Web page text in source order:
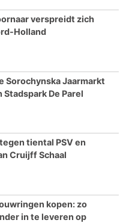
verspreidt zich
Holland
Sorochynska Jaarmarkt
Stadspark De Parel
tiental PSV en
Cruijff Schaal
kopen: zo
in te leveren op